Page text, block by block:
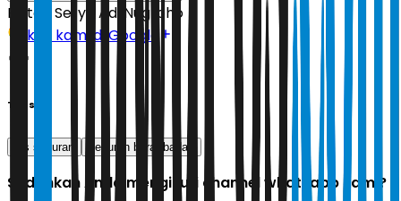
Editor: Setyo Adi Nugroho
Ikuti kami di Google
Tags
jus sayuran penurun berat badan
Sudahkah Anda mengikuti channel whatsapp kami?